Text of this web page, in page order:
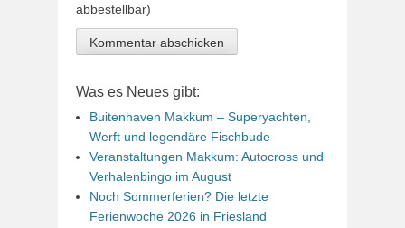
abbestellbar)
Was es Neues gibt:
Buitenhaven Makkum – Superyachten,
Werft und legendäre Fischbude
Veranstaltungen Makkum: Autocross und
Verhalenbingo im August
Noch Sommerferien? Die letzte
Ferienwoche 2026 in Friesland